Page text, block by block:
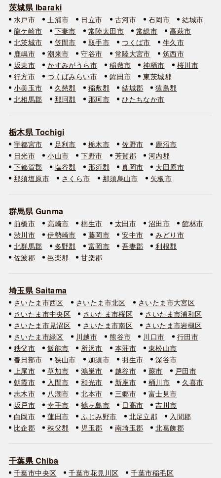
茨城県 Ibaraki
水戸市 土浦市 日立市 古河市 石岡市
結城市
龍ケ崎市
下妻市 常陸太田市 常総市
高萩市
北茨城市
笠間市 取手市 つくば市
牛久市
鹿嶋市
潮来市 守谷市 常陸大宮市
筑西市
坂東市
かすみがうら市 稲敷市 神栖市
桜川市
行方市
つくばみらい市 鉾田市
東茨城郡
小美玉市
久慈郡 稲敷郡 結城郡
猿島郡
北相馬郡
那珂郡 那珂市 ひたちなか市
栃木県 Tochigi
宇都宮市 足利市 栃木市 佐野市
鹿沼市
日光市
小山市 下野市 芳賀郡
河内郡
下都賀郡
塩谷郡 那須郡 真岡市
大田原市
那須塩原市
さくら市 那須烏山市 矢板市
群馬県 Gunma
前橋市 高崎市 桐生市 太田市 沼田市
館林市
渋川市
伊勢崎市 藤岡市 安中市
みどり市
北群馬郡
多野郡 富岡市 吾妻郡
利根郡
佐波郡
邑楽郡 甘楽郡
埼玉県 Saitama
さいたま市西区 さいたま市北区
さいたま市大宮区
さいたま市中央区
さいたま市桜区
さいたま市浦和区
さいたま市見沼区
さいたま市南区
さいたま市岩槻区
さいたま市緑区
川越市 熊谷市 川口市
行田市
秩父市
飯能市 所沢市 本荘市
東松山市
春日部市
狭山市 加須市 羽生市
深谷市
上尾市
草加市 鴻巣市 越谷市 蕨市
戸田市
朝霞市
入間市 和光市 新座市 桶川市
久喜市
志木市
八潮市 北本市 三郷市
富士見市
坂戸市
幸手市 鶴ヶ島市 日高市
吉川市
白岡市
蓮田市 ふじみ野市 北足立郡
入間郡
比企郡
秩父郡 児玉郡 南埼玉郡 北葛飾郡
千葉県 Chiba
千葉市中央区 千葉市花見川区
千葉市稲毛区